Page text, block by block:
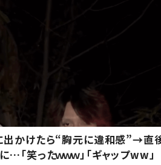
出かけたら“胸元に違和感”→直
「笑ったｗｗｗ」「ギャップww」